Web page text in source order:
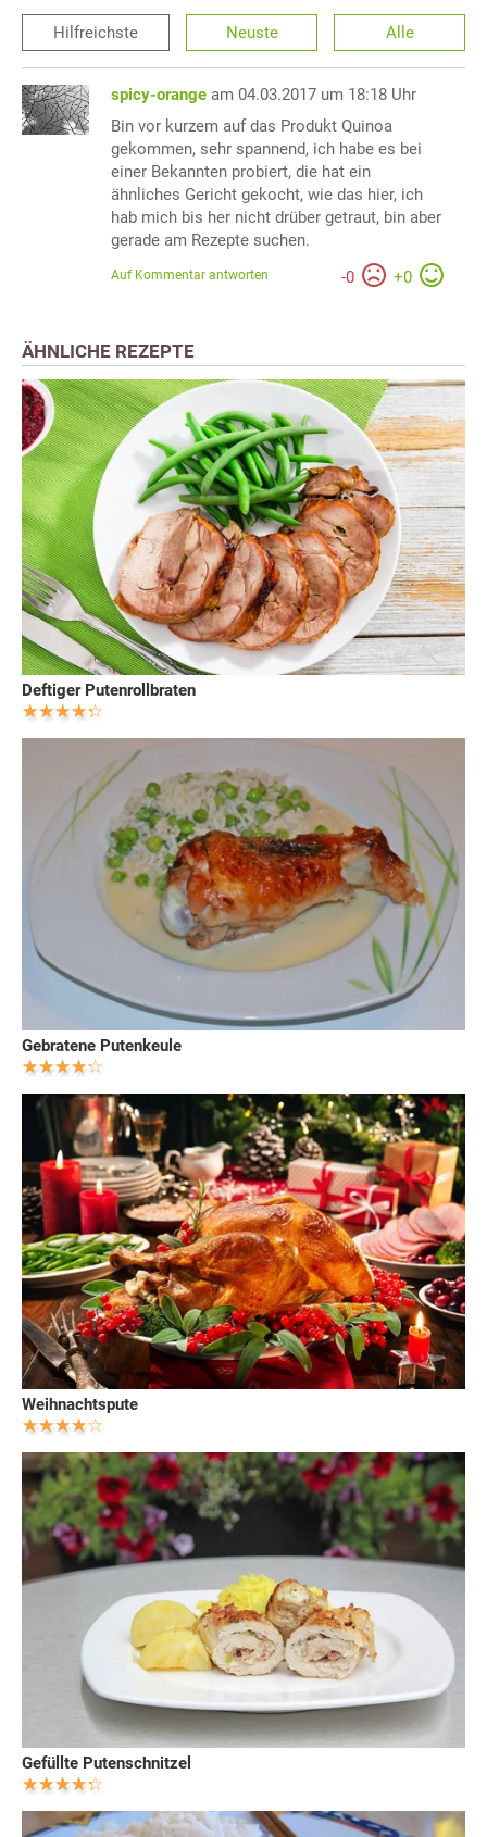
Hilfreichste Neuste Alle
spicy-orange am 04.03.2017 um 18:18 Uhr
Bin vor kurzem auf das Produkt Quinoa
gekommen, sehr spannend, ich habe es bei
einer Bekannten probiert, die hat ein
ähnliches Gericht gekocht, wie das hier, ich
hab mich bis her nicht drüber getraut, bin aber
gerade am Rezepte suchen.
-0 +0
Auf Kommentar antworten
ÄHNLICHE REZEPTE
Deftiger Putenrollbraten
Gebratene Putenkeule
Weihnachtspute
Gefüllte Putenschnitzel